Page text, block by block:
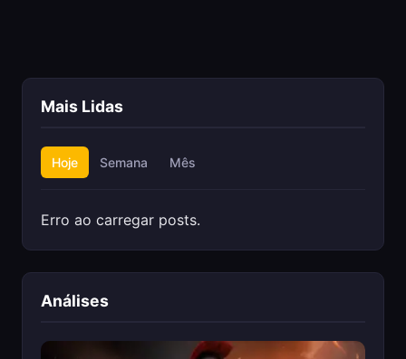
Mais Lidas
Hoje Semana Mês
Erro ao carregar posts.
Análises